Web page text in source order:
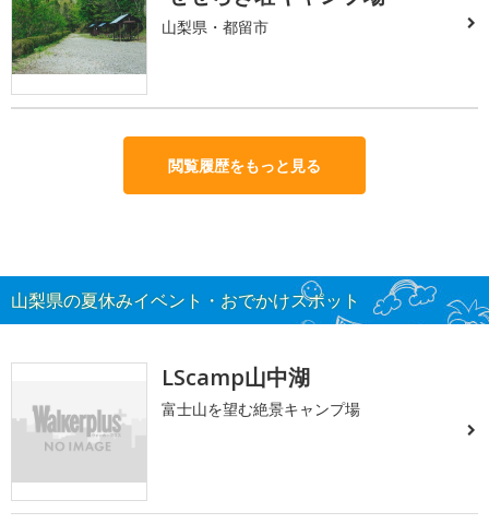
山梨県・都留市
閲覧履歴をもっと見る
山梨県の夏休みイベント・おでかけスポット
LScamp山中湖
富士山を望む絶景キャンプ場